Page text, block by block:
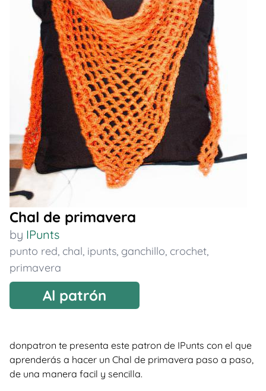
Chal de primavera
by IPunts
punto red, chal, ipunts, ganchillo, crochet,
primavera
Al patrón
donpatron te presenta este patron de IPunts con el que
aprenderás a hacer un Chal de primavera paso a paso,
de una manera facil y sencilla.